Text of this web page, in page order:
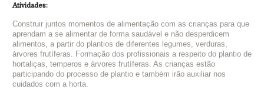
Atividades:
Construir juntos momentos de alimentação com as crianças para que
aprendam a se alimentar de forma saudável e não desperdicem
alimentos, a partir do plantios de diferentes legumes, verduras,
árvores frutíferas. Formação dos profissionais a respeito do plantio de
hortaliças, temperos e árvores frutíferas. As crianças estão
participando do processo de plantio e também irão auxiliar nos
cuidados com a horta.